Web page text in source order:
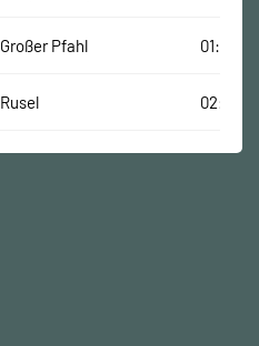
Großer Pfahl
Rusel